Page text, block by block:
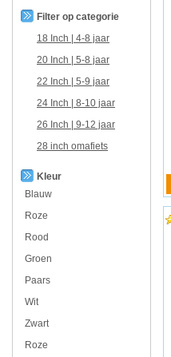
Filter op categorie
18 Inch | 4-8 jaar
20 Inch | 5-8 jaar
22 Inch | 5-9 jaar
24 Inch | 8-10 jaar
26 Inch | 9-12 jaar
28 inch omafiets
Kleur
Blauw
Roze
Rood
Groen
Paars
Wit
Zwart
Roze